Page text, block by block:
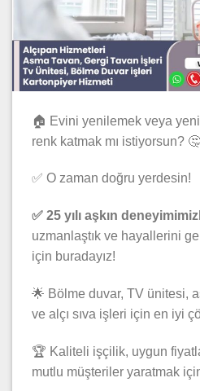
🏠 Evini yenilemek veya yeni
renk katmak mı istiyorsun? 🤔
✅ O zaman doğru yerdesin!
✅ 25 yılı aşkın
uzmanlaştık ve hayallerini
için buradayız!
🌟 Bölme duvar, TV ünitesi,
ve alçı sıva işleri için en iyi
🏆 Kaliteli işçilik, uygun
mutlu müşteriler yaratmak